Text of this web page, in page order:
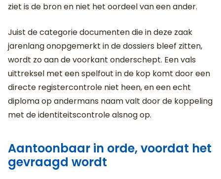
ziet is de bron en niet het oordeel van een ander.
Juist de categorie documenten die in deze zaak
jarenlang onopgemerkt in de dossiers bleef zitten,
wordt zo aan de voorkant onderschept. Een vals
uittreksel met een spelfout in de kop komt door een
directe registercontrole niet heen, en een echt
diploma op andermans naam valt door de koppeling
met de identiteitscontrole alsnog op.
Aantoonbaar in orde, voordat het
gevraagd wordt